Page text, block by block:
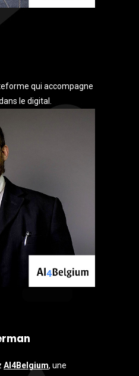
qui accompagne
le digital.
AI4Belgium, une